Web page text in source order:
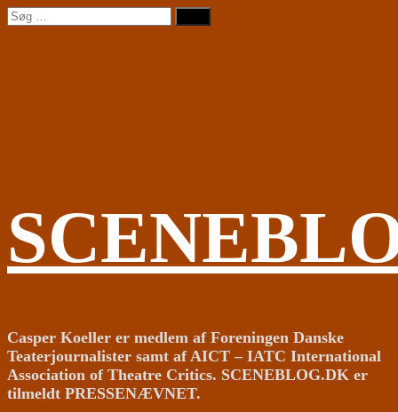
Videre
til
Søg
efter:
Casper Koeller er medlem af Foreningen Danske
Teaterjournalister samt af AICT – IATC International
Association of Theatre Critics. SCENEBLOG.DK er
tilmeldt PRESSENÆVNET.